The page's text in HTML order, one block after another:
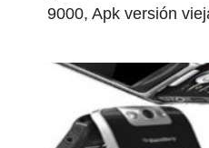
9000, Apk versión